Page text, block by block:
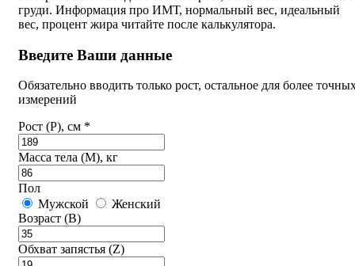
груди. Информация про ИМТ, нормальный вес, идеальный
вес, процент жира читайте после калькулятора.
Введите Ваши данные
Обязательно вводить только рост, остальное для более
измерений
Рост (P), см *
Масса тела (M), кг
Пол
Мужской
Женский
Возраст (B)
Обхват запястья (Z)